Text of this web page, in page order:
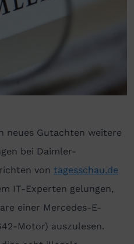
neues Gutachten weitere
bei Daimler-
von tagesschau.de
IT-Experten gelungen,
einer Mercedes-E-
Motor) auszulesen.